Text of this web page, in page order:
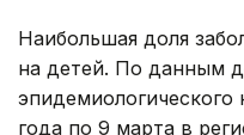
Наибольшая доля
на детей. По данным
эпидемиологического
года по 9 марта в